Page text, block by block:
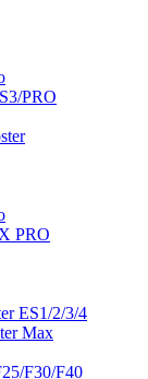
PRO
PRO
ES1/2/3/4
Max
F30/F40